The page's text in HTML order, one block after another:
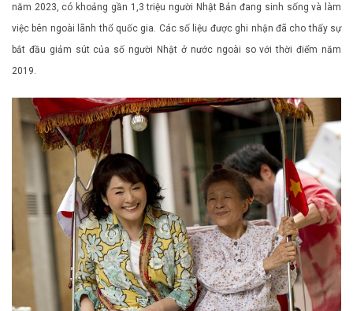
năm 2023, có khoảng gần 1,3 triệu người Nhật Bản đang sinh sống và làm
việc bên ngoài lãnh thổ quốc gia. Các số liệu được ghi nhận đã cho thấy sự
bắt đầu giảm sút của số người Nhật ở nước ngoài so với thời điểm năm
2019.